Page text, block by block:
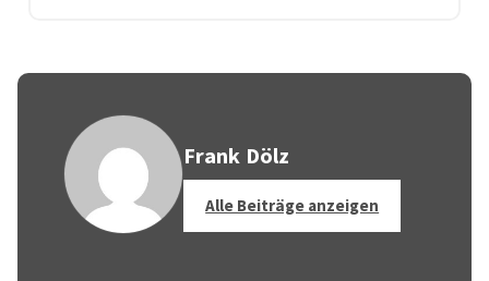
Frank Dölz
Alle Beiträge anzeigen